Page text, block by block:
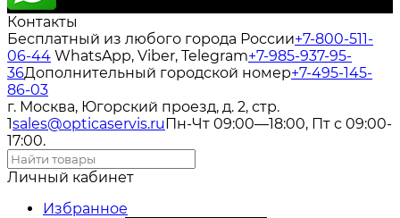
Контакты
Бесплатный из любого города России+7-800-511-
06-44 WhatsApp, Viber, Telegram+7-985-937-95-
36Дополнительный городской номер+7-495-145-
86-03
г. Москва, Югорский проезд, д. 2, стр.
1sales@opticaservis.ruПн-Чт 09:00—18:00, Пт с 09:00-
17:00.
Личный кабинет
Избранное